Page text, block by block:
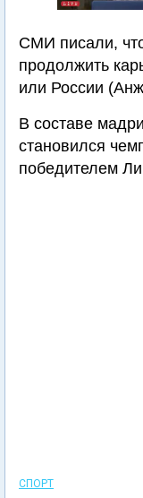
СМИ писали,
продолжить
или России
В составе
становился
победителем
СПОРТ